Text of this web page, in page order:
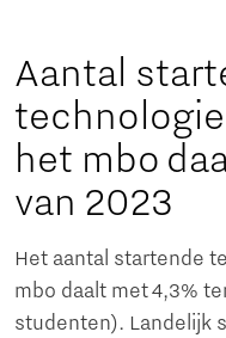
Aantal
het mbo
van 2023
Het aantal startende
mbo daalt met 4,3%
studenten). Landelijk